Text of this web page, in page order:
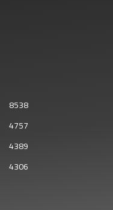
8538
4757
4389
4306